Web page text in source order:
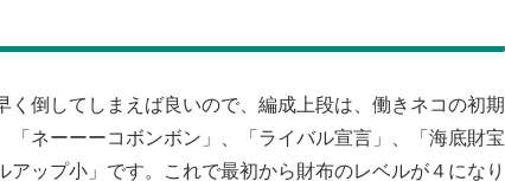
倒してしまえば良いので、編成上段は、働きネコの初期
ネーーーコボンボン」、「ライバル宣言」、「海底財宝
ップ小」です。これで最初から財布のレベルが４になり